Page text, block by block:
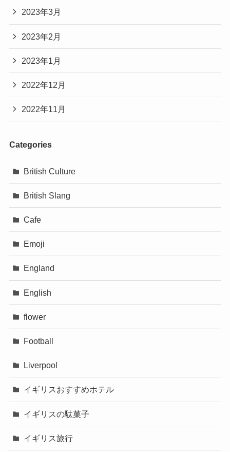
2023年3月
2023年2月
2023年1月
2022年12月
2022年11月
Categories
British Culture
British Slang
Cafe
Emoji
England
English
flower
Football
Liverpool
イギリスおすすめホテル
イギリスの駄菓子
イギリス旅行